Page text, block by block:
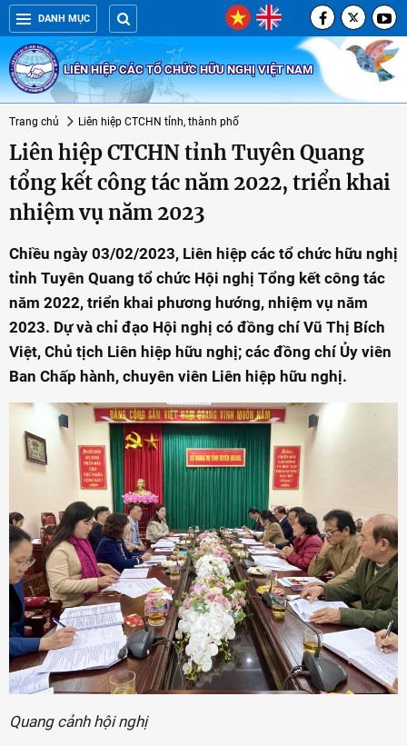
DANH MỤC
LIÊN HIỆP CÁC TỔ CHỨC HỮU NGHỊ VIỆT NAM
Trang chủ Liên hiệp CTCHN tỉnh, thành phố
Liên hiệp CTCHN tỉnh Tuyên Quang
tổng kết công tác năm 2022, triển khai
nhiệm vụ năm 2023
Chiều ngày 03/02/2023, Liên hiệp các tổ chức hữu nghị
tỉnh Tuyên Quang tổ chức Hội nghị Tổng kết công tác
năm 2022, triển khai phương hướng, nhiệm vụ năm
2023. Dự và chỉ đạo Hội nghị có đồng chí Vũ Thị Bích
Việt, Chủ tịch Liên hiệp hữu nghị; các đồng chí Ủy viên
Ban Chấp hành, chuyên viên Liên hiệp hữu nghị.
Quang cảnh hội nghị